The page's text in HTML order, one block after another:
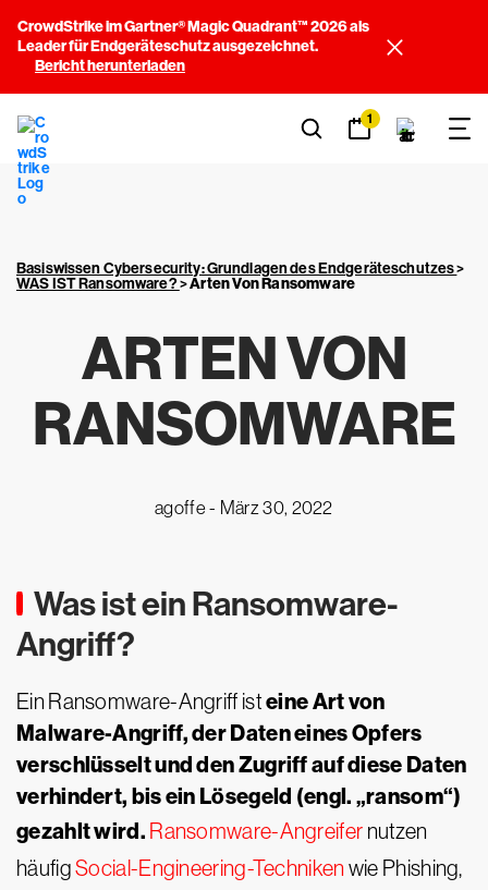
CrowdStrike im Gartner® Magic Quadrant™ 2026 als
Leader für Endgeräteschutz ausgezeichnet.
Bericht herunterladen
1
Basiswissen Cybersecurity: Grundlagen des Endgeräteschutzes>
WAS IST Ransomware?>Arten Von Ransomware
ARTEN VON
RANSOMWARE
agoffe - März 30, 2022
Was ist ein Ransomware-
Angriff?
Ein Ransomware-Angriff isteine Art von
Malware-Angriff, der Daten eines Opfers
verschlüsselt und den Zugriff auf diese Daten
verhindert, bis ein Lösegeld (engl. „ransom“)
gezahlt wird. Ransomware-Angreifer nutzen
häufigSocial-Engineering-Techniken wie Phishing,